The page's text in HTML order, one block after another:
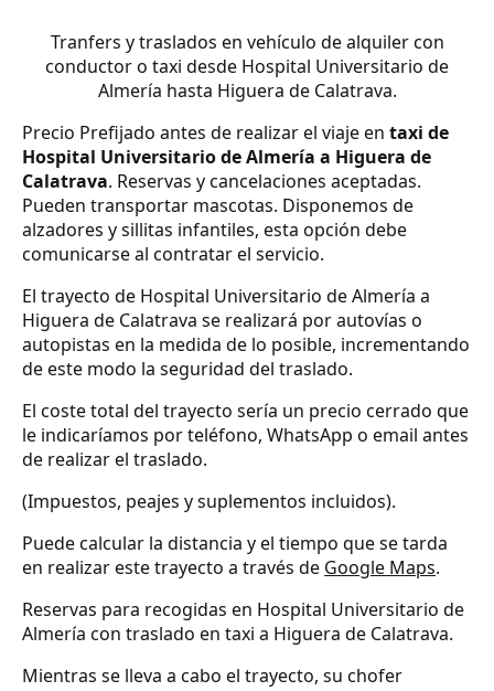
Tranfers y traslados en vehículo de alquiler con
conductor o taxi desde Hospital Universitario de
Almería hasta Higuera de Calatrava.
Precio Prefijado antes de realizar el viaje en taxi de
Hospital Universitario de Almería a Higuera de
Calatrava. Reservas y cancelaciones aceptadas.
Pueden transportar mascotas. Disponemos de
alzadores y sillitas infantiles, esta opción debe
comunicarse al contratar el servicio.
El trayecto de Hospital Universitario de Almería a
Higuera de Calatrava se realizará por autovías o
autopistas en la medida de lo posible, incrementando
de este modo la seguridad del traslado.
El coste total del trayecto sería un precio cerrado que
le indicaríamos por teléfono, WhatsApp o email antes
de realizar el traslado.
(Impuestos, peajes y suplementos incluidos).
Puede calcular la distancia y el tiempo que se tarda
en realizar este trayecto a través de Google Maps.
Reservas para recogidas en Hospital Universitario de
Almería con traslado en taxi a Higuera de Calatrava.
Mientras se lleva a cabo el trayecto, su chofer